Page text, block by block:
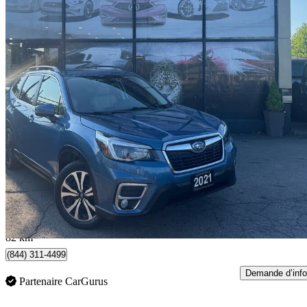
2021 Subaru Forester
Limited Wagon AWD130 207 km
22 498 $ Bonne
395 $/mois env.
Mississauga, ON
82 km
(844) 311-4499
Partenaire CarGurus
Demande d’info